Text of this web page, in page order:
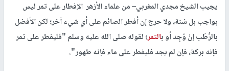
يجيب الشيخ مجدي المغربي– من علماء الأزهر الإفطار على تمر ليس
ﺑﻮﺍﺟﺐ ﺑﻞ ﺳُﻨﺔ، ولا حرج إن أفطر الصائم على أي شيء آخر؛ لكن الأفضل
بالرُّطَب إنْ وُجِد أو بالتمر؛ لقوله صلى الله عليه وسلم "فليفطر على تمر
فإنه بركة، فإن لم يجد فليفطر على ماء فإنه طهور".